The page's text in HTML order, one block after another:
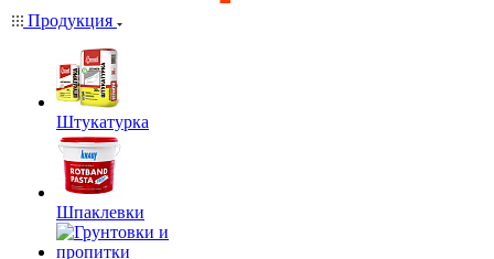
Продукция
Штукатурка
Шпаклевки